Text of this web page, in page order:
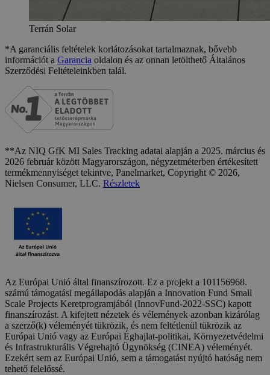
Terrán Solar
*A garanciális feltételek korlátozásokat tartalmaznak, bővebb
információt a Garancia oldalon és az onnan letölthető Általános
Szerződési Feltételeinkben talál.
**Az NIQ GfK MI Sales Tracking adatai alapján a 2025. március és
2026 február között Magyarországon, négyzetméterben értékesített
termékmennyiséget tekintve, Panelmarket, Copyright © 2026,
Nielsen Consumer, LLC. Részletek
Az Európai Unió által finanszírozott. Ez a projekt a 101156968.
számú támogatási megállapodás alapján a Innovation Fund Small
Scale Projects Keretprogramjából (InnovFund-2022-SSC) kapott
finanszírozást. A kifejtett nézetek és vélemények azonban kizárólag
a szerző(k) véleményét tükrözik, és nem feltétlenül tükrözik az
Európai Unió vagy az Európai Éghajlat-politikai, Környezetvédelmi
és Infrastrukturális Végrehajtó Ügynökség (CINEA) véleményét.
Ezekért sem az Európai Unió, sem a támogatást nyújtó hatóság nem
tehető felelőssé.